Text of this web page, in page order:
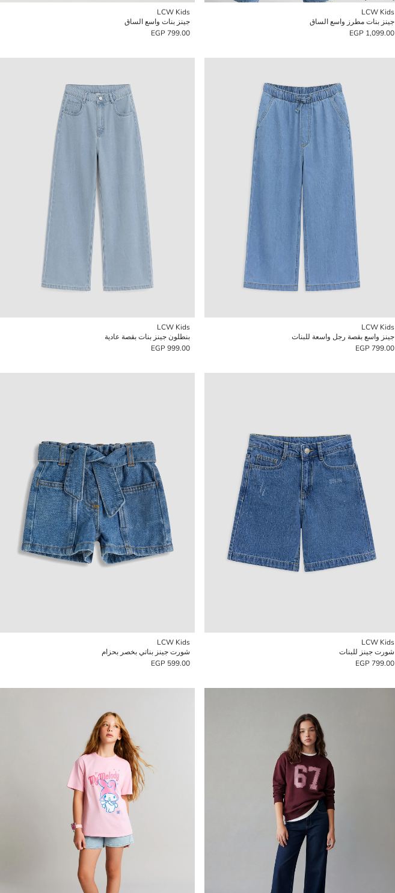
LCW Kids
جينز بنات مطرز واسع الساق
1,099.00 EGP
LCW Kids
جينز بنات واسع الساق
799.00 EGP
LCW Kids
جينز واسع بقصة رجل واسعة للبنات
799.00 EGP
LCW Kids
بنطلون جينز بنات بقصة عادية
999.00 EGP
LCW Kids
شورت جينز للبنات
799.00 EGP
LCW Kids
شورت جينز بناتي بخصر بحزام
599.00 EGP